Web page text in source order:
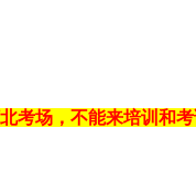
考场，不能来培训和